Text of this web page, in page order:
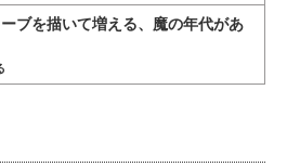
ブを描いて増える、魔の年代があ